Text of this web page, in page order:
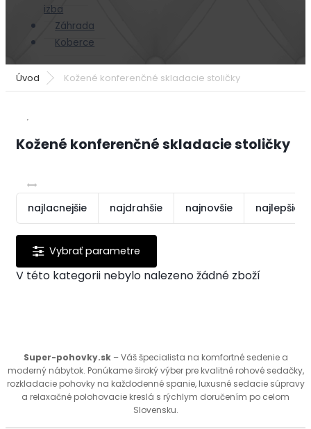
izba
Záhrada
Koberce
Úvod Kožené konferenčné skladacie stoličky
Kožené konferenčné skladacie stoličky
najlacnejšie najdrahšie najnovšie najlepšie
V této kategorii nebylo nalezeno žádné zboží
Super-pohovky.sk– Váš špecialista na komfortné sedenie a
moderný nábytok. Ponúkame široký výber pre kvalitné rohové sedačky,
rozkladacie pohovky na každodenné spanie, luxusné sedacie súpravy
a relaxačné polohovacie kreslá s rýchlym doručením po celom
Slovensku.